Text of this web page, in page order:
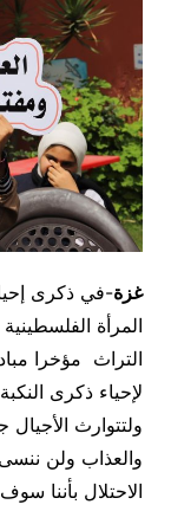
غزة
المرأة
التراث مؤخرا
لإحياء ذكرى
ولتتوارث الأجيال
والعذاب ولن
الاحتلال بأننا